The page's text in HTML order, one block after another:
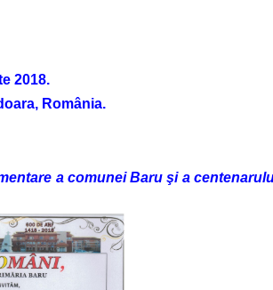
2018.
România.
a comunei Baru şi a